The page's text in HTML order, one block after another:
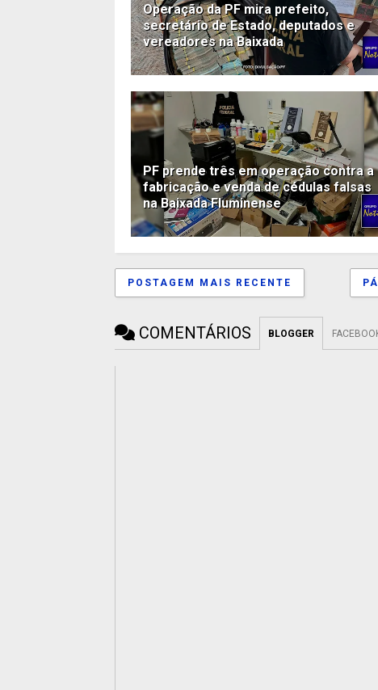
Operação da PF mira prefeito,
secretário de Estado, deputados e
vereadores na Baixada
PF prende três em operação contra a
fabricação e venda de cédulas falsas
na Baixada Fluminense
POSTAGEM MAIS RECENTE
COMENTÁRIOS BLOGGER